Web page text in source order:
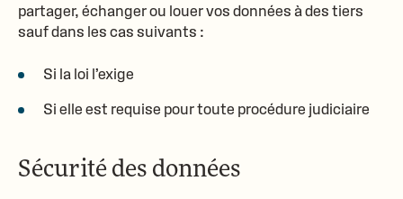
partager, échanger ou louer vos données à des tiers
sauf dans les cas suivants :
Si la loi l’exige
Si elle est requise pour toute procédure judiciaire
Sécurité des données